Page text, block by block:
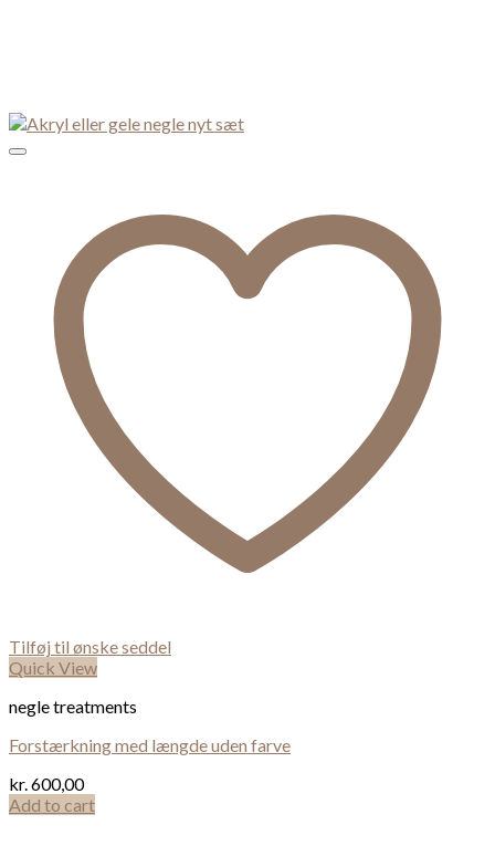
Tilføj til ønske seddel
Quick View
negle treatments
Forstærkning med længde uden farve
kr.600,00
Add to cart